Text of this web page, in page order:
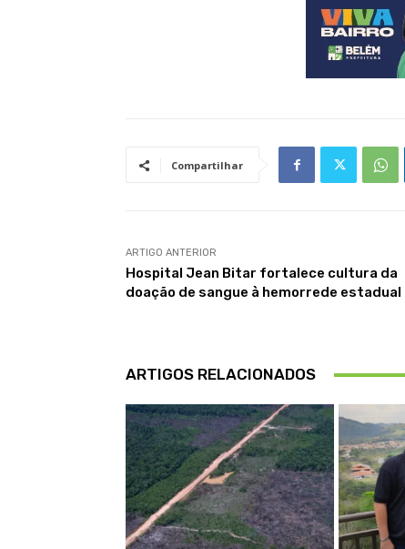
Compartilhar
ARTIGO ANTERIOR
Hospital Jean Bitar fortalece cultura da
doação de sangue à hemorrede estadual
ARTIGOS RELACIONADOS